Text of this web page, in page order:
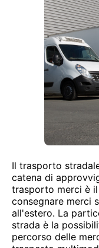
Il trasporto
catena di
trasporto merci è
consegnare merci
all'estero. La
strada è la
percorso delle